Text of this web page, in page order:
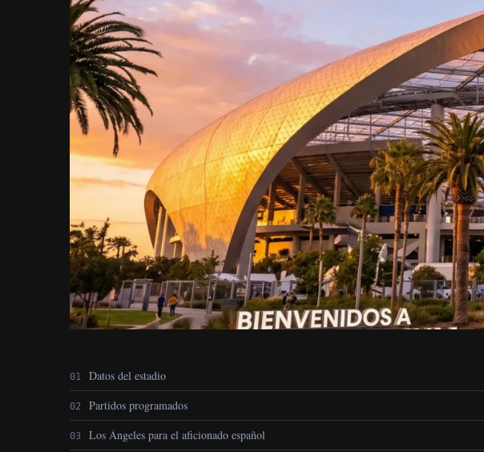
Datos del estadio
Partidos programados
Los Ángeles para el aficionado español